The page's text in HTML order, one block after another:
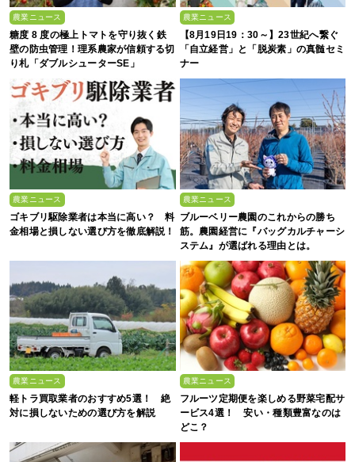
農業ニュース
糖度 8 度の極上トマトを守り抜く鉄
壁の防虫管理！理系農家が信頼する切
り札「ダブルシューターSE」
農業ニュース
【8月19日19：30～】23世紀へ繋ぐ
「自立経営」と「脱炭素」の真髄セミ
ナー
農業ニュース
ゴキブリ駆除業者は本当に高い？ 料
金相場と損しない選び方を徹底解説！
農業ニュース
ブルーベリー農園のこれからの勝ち
筋。農園経営に『バッグカルチャーシ
ステム』が選ばれる理由とは。
農業ニュース
軽トラ買取業者のおすすめ5選！ 絶
対に損しないための選び方を解説
農業ニュース
フルーツ定期便を楽しめる野菜宅配サ
ービス4選！ 安い・種類豊富なのは
どこ？